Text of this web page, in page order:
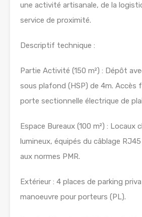
une activité artisanale, de la
service de proximité.
Descriptif technique :
Partie Activité (150 m²) : Dépôt
sous plafond (HSP) de 4m. Accès
porte sectionnelle électrique de
Espace Bureaux (100 m²) : Locaux
lumineux, équipés du câblage
aux normes PMR.
Extérieur : 4 places de parking
manoeuvre pour porteurs (PL).